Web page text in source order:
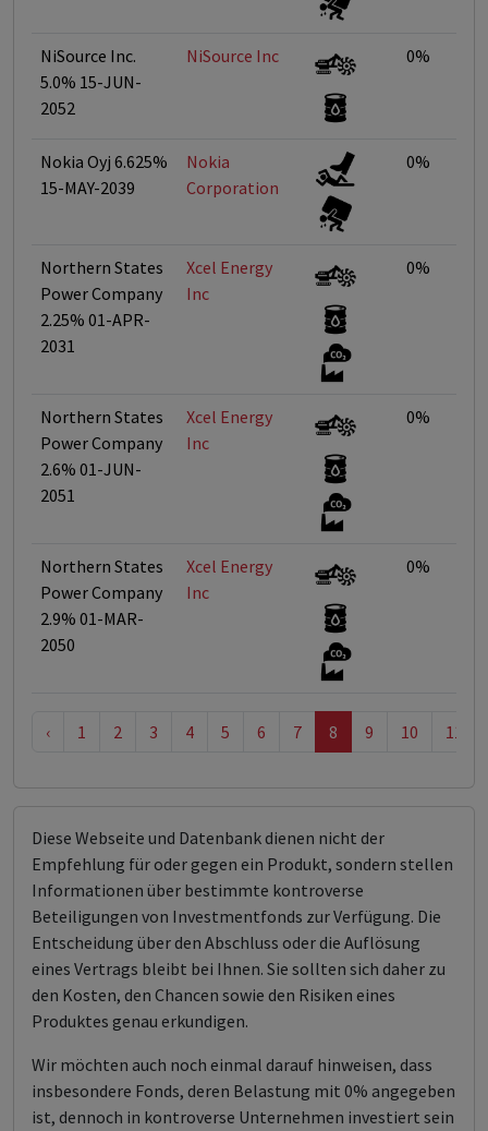
NiSource Inc.
5.0% 15-JUN-
2052
NiSource Inc 0%
Nokia Oyj 6.625%
15-MAY-2039
Nokia
Corporation
0%
Northern States
Power Company
2.25% 01-APR-
2031
Xcel Energy
Inc
0%
Northern States
Power Company
2.6% 01-JUN-
2051
Xcel Energy
Inc
0%
Northern States
Power Company
2.9% 01-MAR-
2050
Xcel Energy
Inc
0%
‹ 1 2 3 4 5 6 7 8 9 10 11
Diese Webseite und Datenbank dienen nicht der
Empfehlung für oder gegen ein Produkt, sondern stellen
Informationen über bestimmte kontroverse
Beteiligungen von Investmentfonds zur Verfügung. Die
Entscheidung über den Abschluss oder die Auflösung
eines Vertrags bleibt bei Ihnen. Sie sollten sich daher zu
den Kosten, den Chancen sowie den Risiken eines
Produktes genau erkundigen.
Wir möchten auch noch einmal darauf hinweisen, dass
insbesondere Fonds, deren Belastung mit 0% angegeben
ist, dennoch in kontroverse Unternehmen investiert sein